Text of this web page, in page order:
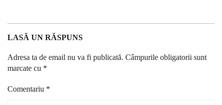
LASĂ UN RĂSPUNS
Adresa ta de email nu va fi publicată. Câmpurile obligatorii sunt
marcate cu *
Comentariu *